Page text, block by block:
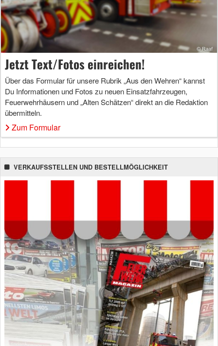
Jetzt Text/Fotos einreichen!
Über das Formular für unsere Rubrik „Aus den Wehren“ kannst
Du Informationen und Fotos zu neuen Einsatzfahrzeugen,
Feuerwehrhäusern und „Alten Schätzen“ direkt an die Redaktion
übermitteln.
Zum Formular
VERKAUFSSTELLEN UND BESTELLMÖGLICHKEIT